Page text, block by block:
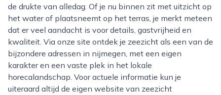
de drukte van alledag. Of je nu binnen zit met uitzicht op
het water of plaatsneemt op het terras, je merkt meteen
dat er veel aandacht is voor details, gastvrijheid en
kwaliteit. Via onze site ontdek je zeezicht als een van de
bijzondere adressen in nijmegen, met een eigen
karakter en een vaste plek in het lokale
horecalandschap. Voor actuele informatie kun je
uiteraard altijd de eigen website van zeezicht